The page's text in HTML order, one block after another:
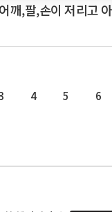
깨,팔,손이 저리고
개선 Cause and
4 5 6